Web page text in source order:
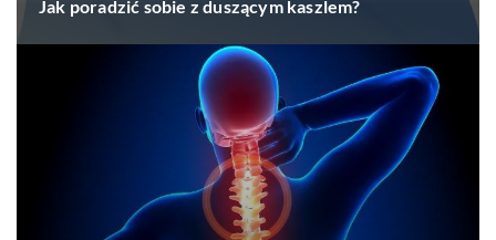
Jak poradzić sobie z duszącym kaszlem?